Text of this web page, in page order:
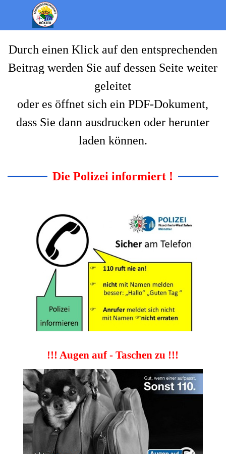
Direkt zum Seiteninhalt
Menü überspringen
Durch einen Klick auf den entsprechenden
Beitrag werden Sie auf dessen Seite weiter
geleitet
oder es öffnet sich ein PDF-Dokument,
dass Sie dann ausdrucken oder herunter
laden können.
Die Polizei informiert !
!!! Augen auf - Taschen zu !!!